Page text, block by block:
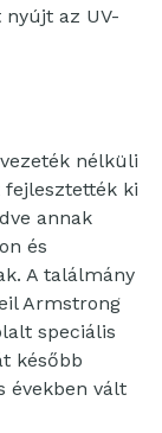
nyújt az UV-
nélküli
ki
annak
és
A találmány
Armstrong
speciális
később
években vált